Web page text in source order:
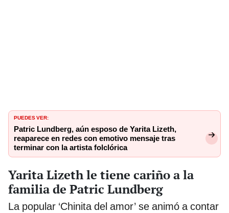
PUEDES VER:
Patric Lundberg, aún esposo de Yarita Lizeth,
reaparece en redes con emotivo mensaje tras
terminar con la artista folclórica
Yarita Lizeth le tiene cariño a la
familia de Patric Lundberg
La popular ‘Chinita del amor’ se animó a contar